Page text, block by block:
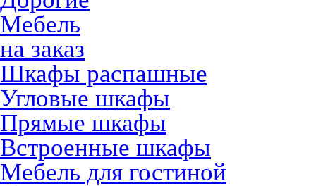
Мебель
на заказ
Шкафы распашные
Угловые шкафы
Прямые шкафы
Встроенные шкафы
Мебель для гостиной